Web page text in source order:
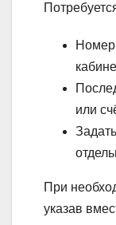
Номер
или
При
указав